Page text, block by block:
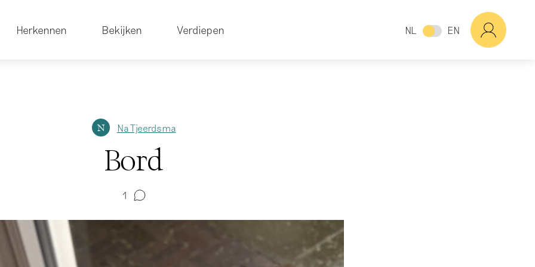
Herkennen Bekijken Verdiepen NL EN
N Na Tjeerdsma
Bord
1